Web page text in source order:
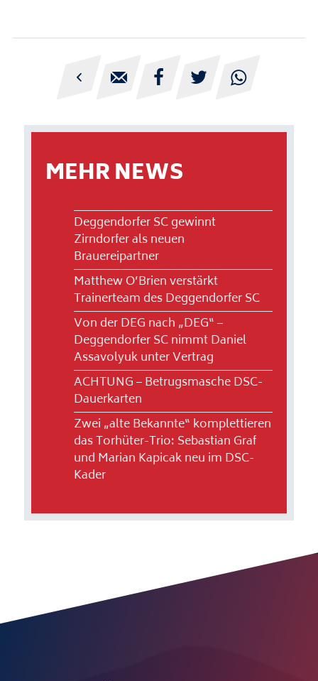
    
MEHR NEWS
Deggendorfer SC gewinnt
Zirndorfer als neuen
Brauereipartner
Matthew O’Brien verstärkt
Trainerteam des Deggendorfer SC
Von der DEG nach „DEG“ –
Deggendorfer SC nimmt Daniel
Assavolyuk unter Vertrag
ACHTUNG – Betrugsmasche DSC-
Dauerkarten
Zwei „alte Bekannte“ komplettieren
das Torhüter-Trio: Sebastian Graf
und Marian Kapicak neu im DSC-
Kader